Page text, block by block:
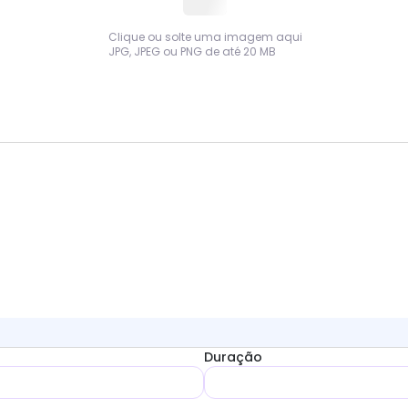
Clique ou solte uma imagem aqui
JPG, JPEG ou PNG de até 20 MB
Duração